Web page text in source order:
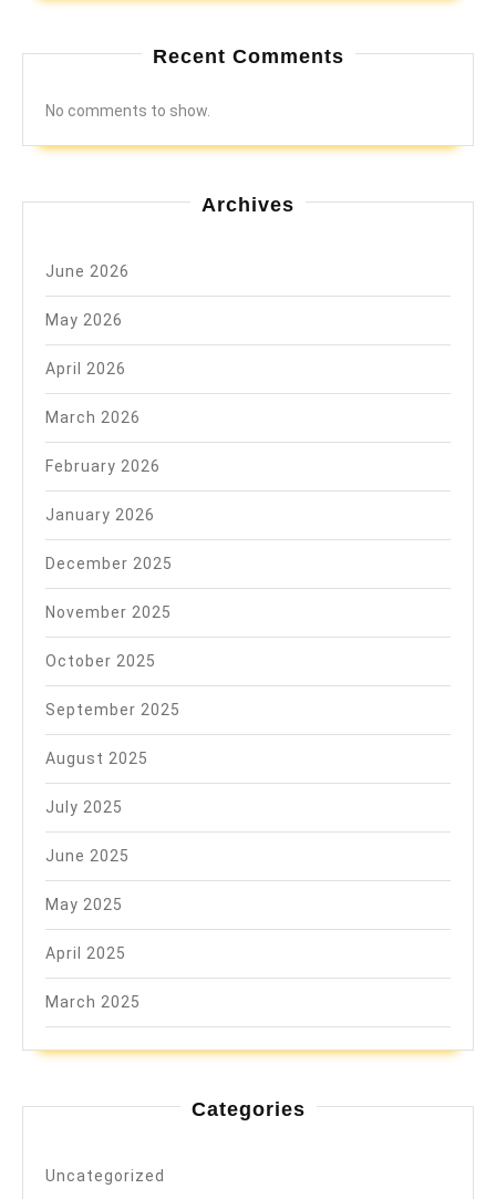
Recent Comments
No comments to show.
Archives
June 2026
May 2026
April 2026
March 2026
February 2026
January 2026
December 2025
November 2025
October 2025
September 2025
August 2025
July 2025
June 2025
May 2025
April 2025
March 2025
Categories
Uncategorized